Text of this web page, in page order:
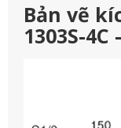
Bản vẽ
1303S-